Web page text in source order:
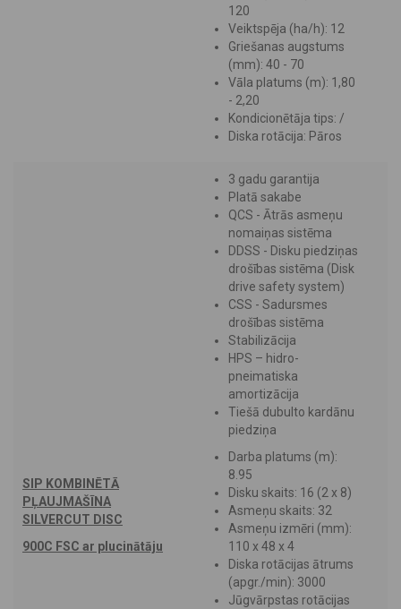
120
Veiktspēja (ha/h): 12
Griešanas augstums
(mm): 40 - 70
Vāla platums (m): 1,80
- 2,20
Kondicionētāja tips: /
Diska rotācija: Pāros
SIP KOMBINĒTĀ
PĻAUJMAŠĪNA
SILVERCUT DISC
900C FSC ar plucinātāju
3 gadu garantija
Platā sakabe
QCS - Ātrās asmeņu
nomaiņas sistēma
DDSS - Disku piedziņas
drošības sistēma (Disk
drive safety system)
CSS - Sadursmes
drošības sistēma
Stabilizācija
HPS – hidro-
pneimatiska
amortizācija
Tiešā dubulto kardānu
piedziņa
Darba platums (m):
8.95
Disku skaits: 16 (2 x 8)
Asmeņu skaits: 32
Asmeņu izmēri (mm):
110 x 48 x 4
Diska rotācijas ātrums
(apgr./min): 3000
Jūgvārpstas rotācijas